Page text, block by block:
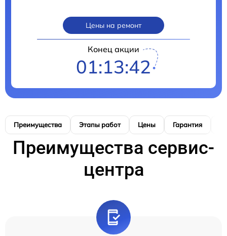
Цены на ремонт
Конец акции
01:13:40
Преимущества Этапы работ Цены Гарантия
Преимущества сервис-
центра